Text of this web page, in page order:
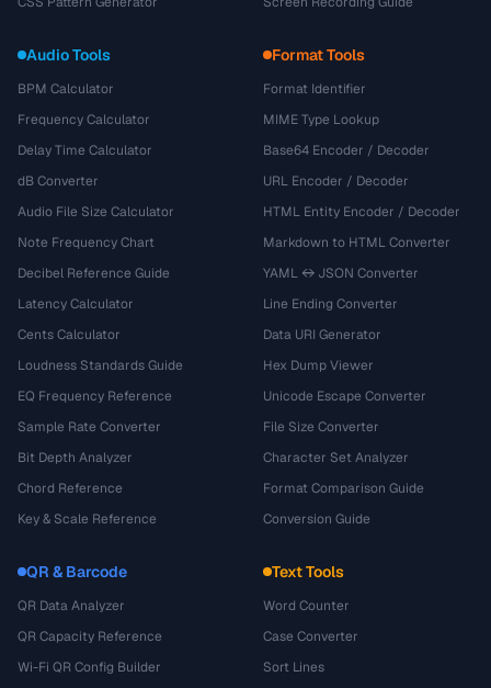
Audio Tools
BPM Calculator
Frequency Calculator
Delay Time Calculator
dB Converter
Audio File Size Calculator
Note Frequency Chart
Decibel Reference Guide
Latency Calculator
Cents Calculator
Loudness Standards Guide
EQ Frequency Reference
Sample Rate Converter
Bit Depth Analyzer
Chord Reference
Key & Scale Reference
Format Tools
Format Identifier
MIME Type Lookup
Base64 Encoder / Decoder
URL Encoder / Decoder
HTML Entity Encoder / Decoder
Markdown to HTML Converter
YAML ↔ JSON Converter
Line Ending Converter
Data URI Generator
Hex Dump Viewer
Unicode Escape Converter
File Size Converter
Character Set Analyzer
Format Comparison Guide
Conversion Guide
QR & Barcode
QR Data Analyzer
QR Capacity Reference
Wi-Fi QR Config Builder
Text Tools
Word Counter
Case Converter
Sort Lines